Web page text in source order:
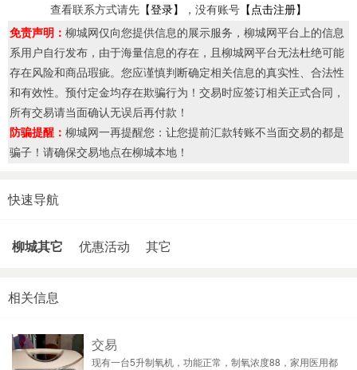
查看联系方式请先 【登录】 ，没有账号 【点击注册】
免责声明： 柳城网仅向您提供信息的展示服务，柳城网平台上的信息
系用户自行发布，由于海量信息的存在，且柳城网平台无法杜绝可能
存在风险和商品瑕疵。您应谨慎判断确定相关信息的真实性、合法性
和有效性。预付定金均存在欺骗行为！交易时应签订相关正式合同，
所有交易请当面确认无误后再付款！
防骗提醒： 柳城网一再提醒您：让您提前汇款转账不当面交易的都是
骗子！请确保交易地点在柳城本地！
快速导航
柳城其它 优惠活动 其它
相关信息
交易
现有一台5升制氧机，功能正常，制氧浓度88，家用医用都